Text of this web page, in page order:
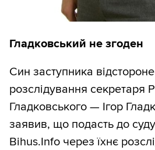
Гладковський не згоден
Син заступника
розслідування секретаря
Гладковського — Ігор
заявив, що подасть до
Bihus.Info через їхнє